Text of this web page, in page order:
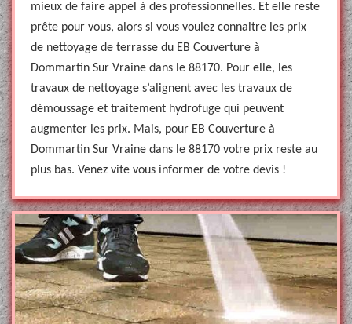
mieux de faire appel à des professionnelles. Et elle reste
prête pour vous, alors si vous voulez connaitre les prix
de nettoyage de terrasse du EB Couverture à
Dommartin Sur Vraine dans le 88170. Pour elle, les
travaux de nettoyage s’alignent avec les travaux de
démoussage et traitement hydrofuge qui peuvent
augmenter les prix. Mais, pour EB Couverture à
Dommartin Sur Vraine dans le 88170 votre prix reste au
plus bas. Venez vite vous informer de votre devis !